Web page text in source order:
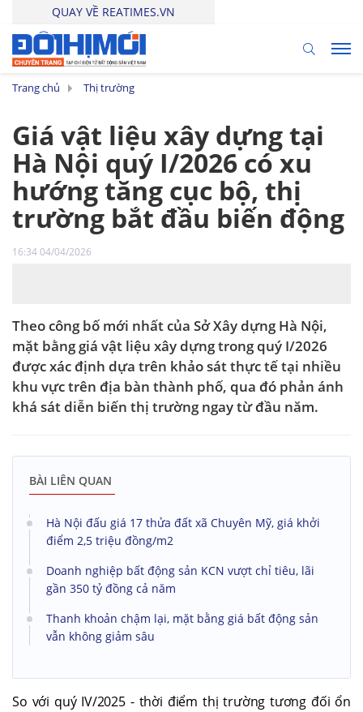
QUAY VỀ REATIMES.VN
Trang chủ Thị trường
Giá vật liệu xây dựng tại
Hà Nội quý I/2026 có xu
hướng tăng cục bộ, thị
trường bắt đầu biến động
16:34 04/04/2026
Theo công bố mới nhất của Sở Xây dựng Hà Nội,
mặt bằng giá vật liệu xây dựng trong quý I/2026
được xác định dựa trên khảo sát thực tế tại nhiều
khu vực trên địa bàn thành phố, qua đó phản ánh
khá sát diễn biến thị trường ngay từ đầu năm.
BÀI LIÊN QUAN
Hà Nội đấu giá 17 thửa đất xã Chuyên Mỹ, giá khởi
điểm 2,5 triệu đồng/m2
Doanh nghiệp bất động sản KCN vượt chỉ tiêu, lãi
gần 350 tỷ đồng cả năm
Thanh khoản chậm lại, mặt bằng giá bất động sản
vẫn không giảm sâu
So với quý IV/2025 - thời điểm thị trường tương đối ổn